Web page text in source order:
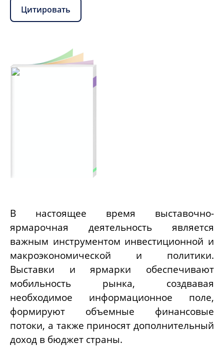
Цитировать
В настоящее время выставочно-
ярмарочная деятельность является
важным инструментом инвестиционной и
макроэкономической и политики.
Выставки и ярмарки обеспечивают
мобильность рынка, создвавая
необходимое информационное поле,
формируют объемные финансовые
потоки, а также приносят дополнительный
доход в бюджет страны.